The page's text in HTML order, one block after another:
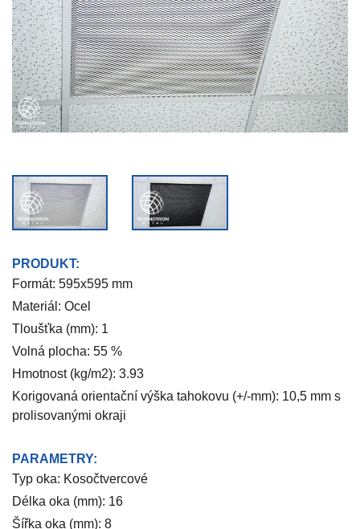
PRODUKT:
Formát: 595x595 mm
Materiál: Ocel
Tloušťka (mm): 1
Volná plocha: 55 %
Hmotnost (kg/m2): 3.93
Korigovaná orientační výška tahokovu (+/-mm): 10,5 mm s
prolisovanými okraji
PARAMETRY:
Typ oka: Kosočtvercové
Délka oka (mm): 16
Šířka oka (mm): 8